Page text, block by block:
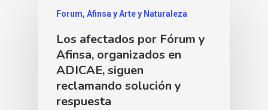
Forum, Afinsa y Arte y Naturaleza
Los afectados por Fórum y
Afinsa, organizados en
ADICAE, siguen
reclamando solución y
respuesta